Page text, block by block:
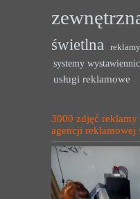
świetlna
systemy
usługi reklamowe
3000 zdjęć reklamy
agencji reklamowej